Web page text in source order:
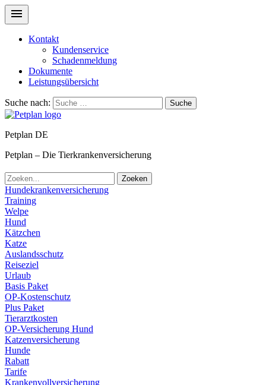
Kontakt
Kundenservice
Schadenmeldung
Dokumente
Leistungsübersicht
Suche nach: Suche
Petplan DE
Petplan – Die Tierkrankenversicherung
Zoeken
Hundekrankenversicherung
Training
Welpe
Hund
Kätzchen
Katze
Auslandsschutz
Reiseziel
Urlaub
Basis Paket
OP-Kostenschutz
Plus Paket
Tierarztkosten
OP-Versicherung Hund
Katzenversicherung
Hunde
Rabatt
Tarife
Krankenvollversicherung